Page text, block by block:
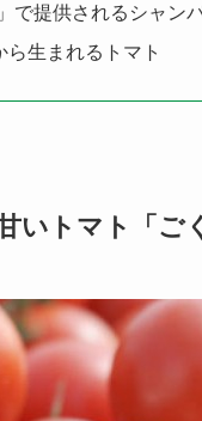
で提供されるシャン
生まれるトマト
いトマト「ご